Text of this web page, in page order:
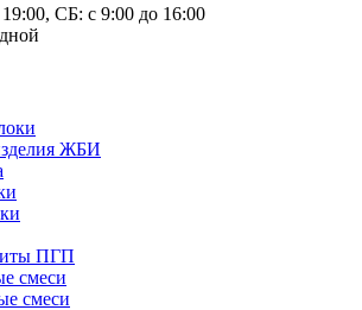
СБ: с 9:00 до 16:00
ЖБИ
ПГП
смеси
смеси